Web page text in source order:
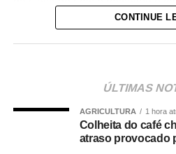
Cuiabá, que é de todos nós
O concurso público foi realizado
CONTINUE
ÚLTIMAS
AGRICULTURA 1 hora
Colheita do café
atraso provocado